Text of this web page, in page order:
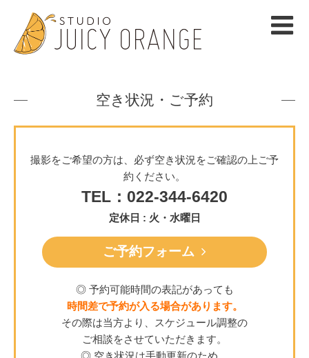
空き状況・ご予約
撮影をご希望の方は、必ず空き状況をご確認の上ご予
約ください。
TEL：022-344-6420
定休日 : 火・水曜日
ご予約フォーム
◎ 予約可能時間の表記があっても
時間差で予約が入る場合があります。
その際は当方より、スケジュール調整の
ご相談をさせていただきます。
◎ 空き状況は手動更新のため、